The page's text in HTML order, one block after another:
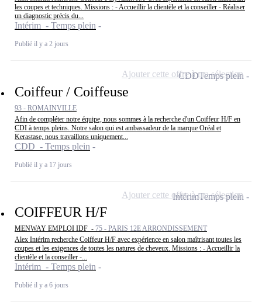
les coupes et techniques. Missions : - Accueillir la clientèle et la conseiller - Réaliser
un diagnostic précis du...
Intérim - Temps plein
Publié il y a 2 jours
Coiffeur / Coiffeuse
93 - ROMAINVILLE
Afin de compléter notre équipe, nous sommes à la recherche d'un Coiffeur H/F en
CDI à temps pleins. Notre salon qui est ambassadeur de la marque Oréal et
Kerastase, nous travaillons uniquement...
CDD - Temps plein
Publié il y a 17 jours
CDDTemps plein
Ajouter cette offre à ma sélection
COIFFEUR H/F
MENWAY EMPLOI IDF - 75 - PARIS 12E ARRONDISSEMENT
Alex Intérim recherche Coiffeur H/F avec expérience en salon maîtrisant toutes les
coupes et les exigences de toutes les natures de cheveux. Missions : - Accueillir la
clientèle et la conseiller -...
Intérim - Temps plein
Publié il y a 6 jours
IntérimTemps plein
Ajouter cette offre à ma sélection